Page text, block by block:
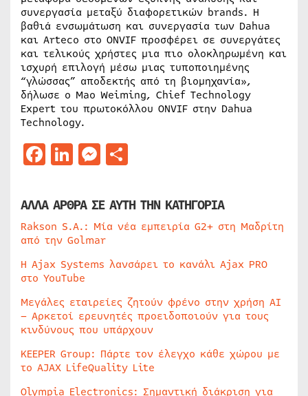
συνεργασία μεταξύ διαφορετικών brands. Η
βαθιά ενσωμάτωση και συνεργασία των Dahua
και Arteco στο ONVIF προσφέρει σε συνεργάτες
και τελικούς χρήστες μια πιο ολοκληρωμένη και
ισχυρή επιλογή μέσω μιας τυποποιημένης
“γλώσσας” αποδεκτής από τη βιομηχανία»,
δήλωσε ο Mao Weiming, Chief Technology
Expert του πρωτοκόλλου ONVIF στην Dahua
Technology.
Facebook
LinkedIn
Messenger
ΑΛΛΑ ΑΡΘΡΑ ΣΕ ΑΥΤΗ ΤΗΝ ΚΑΤΗΓΟΡΙΑ
Rakson S.A.: Μία νέα εμπειρία G2+ στη Μαδρίτη
από την Golmar
Η Ajax Systems λανσάρει το κανάλι Ajax PRO
στο YouTube
Μεγάλες εταιρείες ζητούν φρένο στην χρήση AI
– Αρκετοί ερευνητές προειδοποιούν για τους
κινδύνους που υπάρχουν
KEEPER Group: Πάρτε τον έλεγχο κάθε χώρου με
το AJAX LifeQuality Lite
Olympia Electronics: Σημαντική διάκριση για